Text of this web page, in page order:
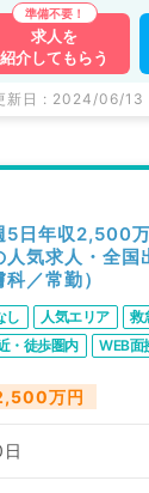
求人を
紹介してもらう
新日 : 2024/06/13
5日年収2,500
気求人・全国
／常勤）
し 人気エリア
救
・徒歩圏内 WEB面
万円